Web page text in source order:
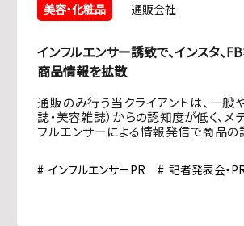
美容・化粧品 通販会社
インフルエンサー誘致で、インスタ、
商品情報を拡散
通販のみ行う当クライアントは、一般
誌・美容雑誌）からの認知度が低く、メ
フルエンサーによる情報発信で商品
インフルエンサーPR 記者発表会・